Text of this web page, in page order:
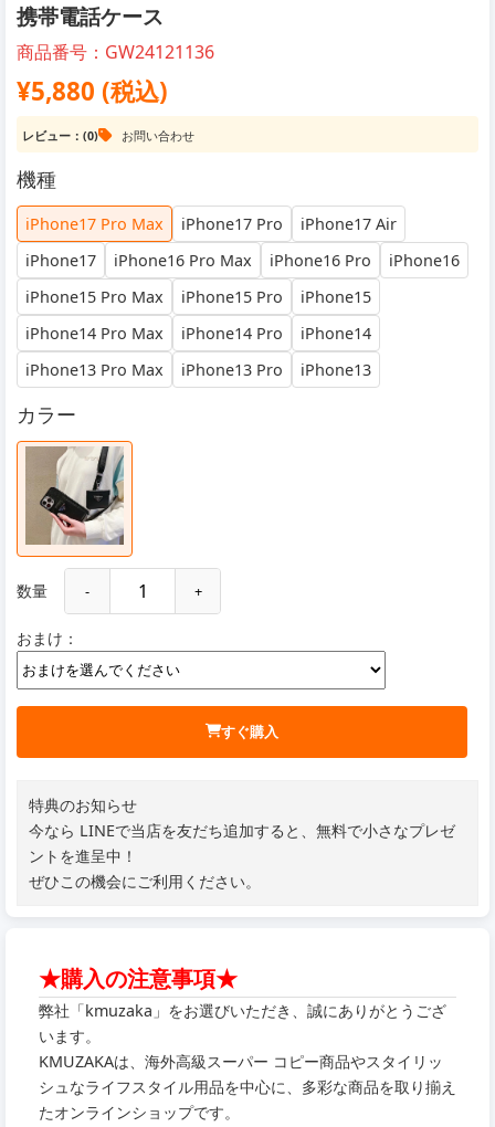
携帯電話ケース
商品番号：GW24121136
¥5,880 (税込)
レビュー：(0) お問い合わせ
機種
iPhone17 Pro Max iPhone17 Pro
iPhone17 Air
iPhone17
iPhone16 Pro Max iPhone16 Pro
iPhone16
iPhone15 Pro Max
iPhone15 Pro
iPhone15
iPhone14 Pro Max
iPhone14 Pro
iPhone14
iPhone13 Pro Max
iPhone13 Pro iPhone13
カラー
数量 - +
おまけ：
すぐ購入
特典のお知らせ
今なら LINEで当店を友だち追加すると、無料で小さなプレゼ
ントを進呈中！
ぜひこの機会にご利用ください。
★購入の注意事項★
弊社「kmuzaka」をお選びいただき、誠にありがとうござ
います。
KMUZAKAは、海外高級スーパー コピー商品やスタイリッ
シュなライフスタイル用品を中心に、多彩な商品を取り揃え
たオンラインショップです。